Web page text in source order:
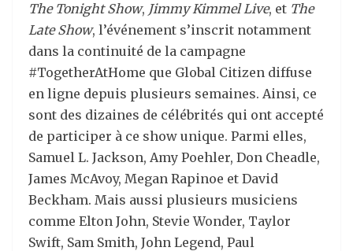
The Tonight Show, Jimmy Kimmel Live, et The
Late Show, l’événement s’inscrit notamment
dans la continuité de la campagne
#TogetherAtHome que Global Citizen diffuse
en ligne depuis plusieurs semaines. Ainsi, ce
sont des dizaines de célébrités qui ont accepté
de participer à ce show unique. Parmi elles,
Samuel L. Jackson, Amy Poehler, Don Cheadle,
James McAvoy, Megan Rapinoe et David
Beckham. Mais aussi plusieurs musiciens
comme Elton John, Stevie Wonder, Taylor
Swift, Sam Smith, John Legend, Paul